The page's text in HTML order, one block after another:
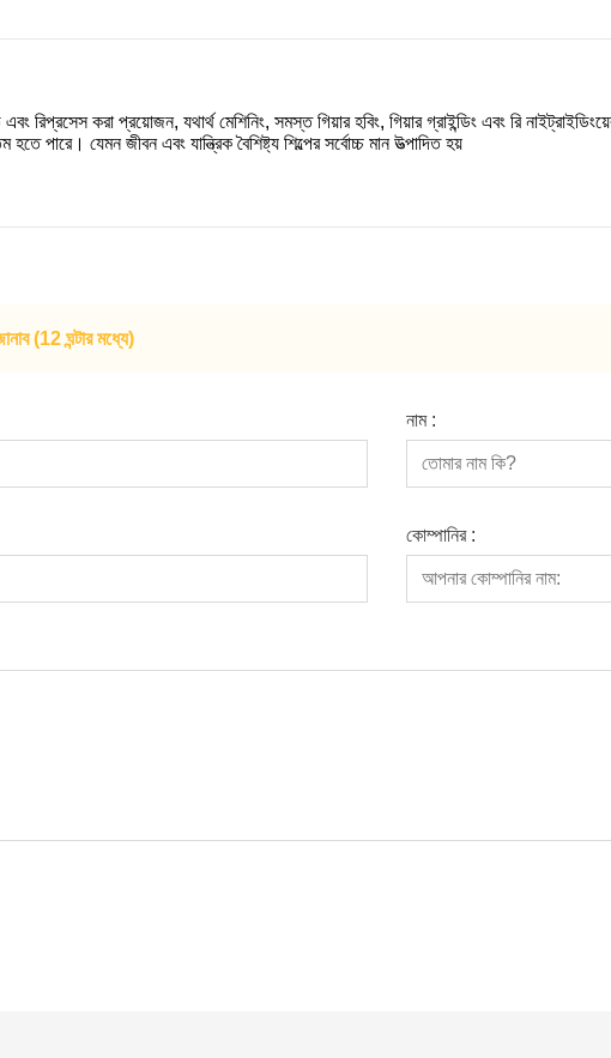
রিপ্রসেস করা প্রয়োজন, যথার্থ মেশিনিং, সমস্ত গিয়ার হবিং, গিয়ার গ্রাইন্ডিং এবং রি
পারে। যেমন জীবন এবং যান্ত্রিক বৈশিষ্ট্য শিল্পের সর্বোচ্চ মান উত্পাদিত হয়
(12 ঘন্টার মধ্যে)
নাম :
কোম্পানির :